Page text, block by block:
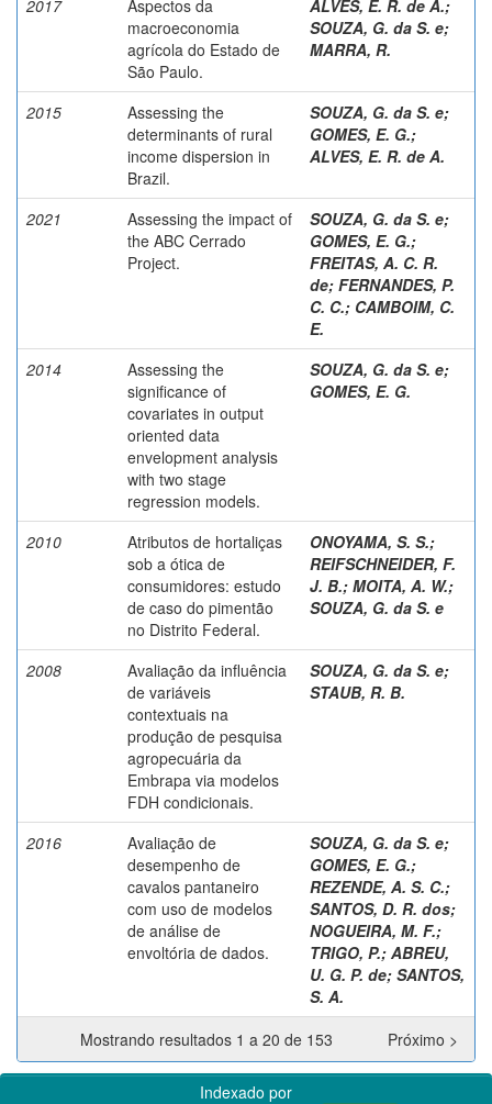
2017
Aspectos da
macroeconomia
agrícola do Estado de
São Paulo.
ALVES, E. R. de A.;
SOUZA, G. da S. e;
MARRA, R.
2015
Assessing the
determinants of rural
income dispersion in
Brazil.
SOUZA, G. da S. e;
GOMES, E. G.;
ALVES, E. R. de A.
2021
Assessing the impact of
the ABC Cerrado
Project.
SOUZA, G. da S. e;
GOMES, E. G.;
FREITAS, A. C. R.
de; FERNANDES, P.
C. C.; CAMBOIM, C.
E.
2014
Assessing the
significance of
covariates in output
oriented data
envelopment analysis
with two stage
regression models.
SOUZA, G. da S. e;
GOMES, E. G.
2010
Atributos de hortaliças
sob a ótica de
consumidores: estudo
de caso do pimentão
no Distrito Federal.
ONOYAMA, S. S.;
REIFSCHNEIDER, F.
J. B.; MOITA, A. W.;
SOUZA, G. da S. e
2008
Avaliação da influência
de variáveis
contextuais na
produção de pesquisa
agropecuária da
Embrapa via modelos
FDH condicionais.
SOUZA, G. da S. e;
STAUB, R. B.
2016
Avaliação de
desempenho de
cavalos pantaneiro
com uso de modelos
de análise de
envoltória de dados.
SOUZA, G. da S. e;
GOMES, E. G.;
REZENDE, A. S. C.;
SANTOS, D. R. dos;
NOGUEIRA, M. F.;
TRIGO, P.; ABREU,
U. G. P. de; SANTOS,
S. A.
Mostrando resultados 1 a 20 de 153
Próximo >
Indexado por